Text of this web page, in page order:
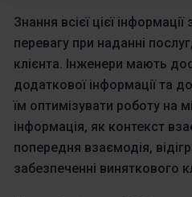
Знання всієї цієї
перевагу при наданні
клієнта. Інженери мають
додаткової інформації та
їм оптимізувати роботу на
інформація, як контекст
попередня взаємодія,
забезпеченні виняткового